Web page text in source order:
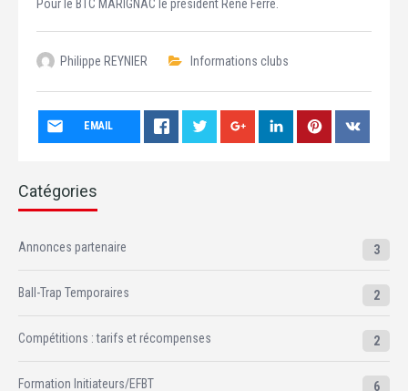
Pour le BTC MARIGNAC le président René Ferré.
Philippe REYNIER Informations clubs
EMAIL
Catégories
Annonces partenaire 3
Ball-Trap Temporaires 2
Compétitions : tarifs et récompenses 2
Formation Initiateurs/EFBT 6